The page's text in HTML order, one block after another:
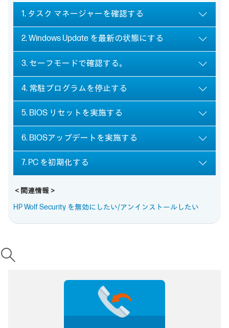
1. タスク マネージャーを確認する
2. Windows Update を最新の状態にする
3. セーフモードで確認する。
4. 常駐プログラムを停止する
5. BIOS リセットを実施する
6. BIOSアップデートを実施する
7. PC を初期化する
＜関連情報＞
HP Wolf Security を無効にしたい/アンインストールしたい